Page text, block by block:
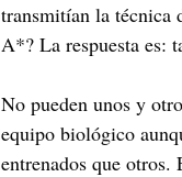
transmitían la técnica
A*? La respuesta es:
No pueden unos y
equipo biológico
entrenados que otros.